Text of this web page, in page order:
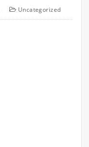
Uncategorized